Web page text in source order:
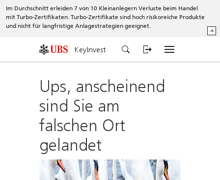
Im Durchschnitt erleiden 7 von 10 Kleinanlegern Verluste beim Handel
mit Turbo-Zertifikaten. Turbo-Zertifikate sind hoch risikoreiche Produkte
und nicht für langfristige Anlagestrategien geeignet.
^
KeyInvest
Ups, anscheinend
sind Sie am
falschen Ort
gelandet